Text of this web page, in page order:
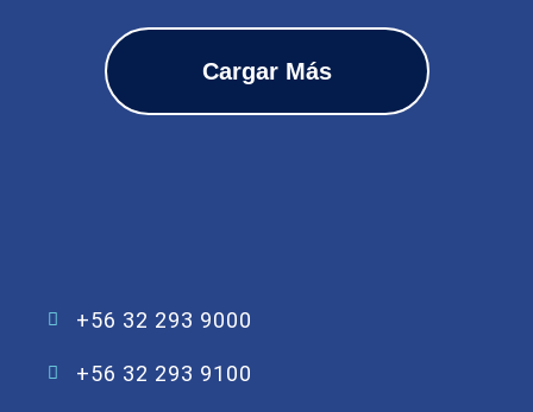
Cargar Más
+56 32 293 9000
+56 32 293 9100